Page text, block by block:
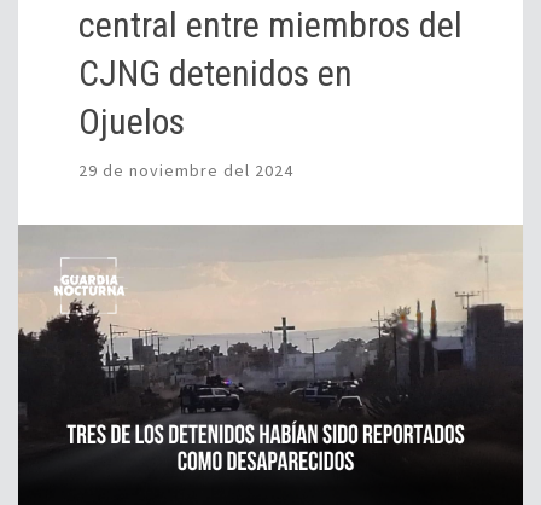
central entre miembros del
CJNG detenidos en
Ojuelos
29 de noviembre del 2024